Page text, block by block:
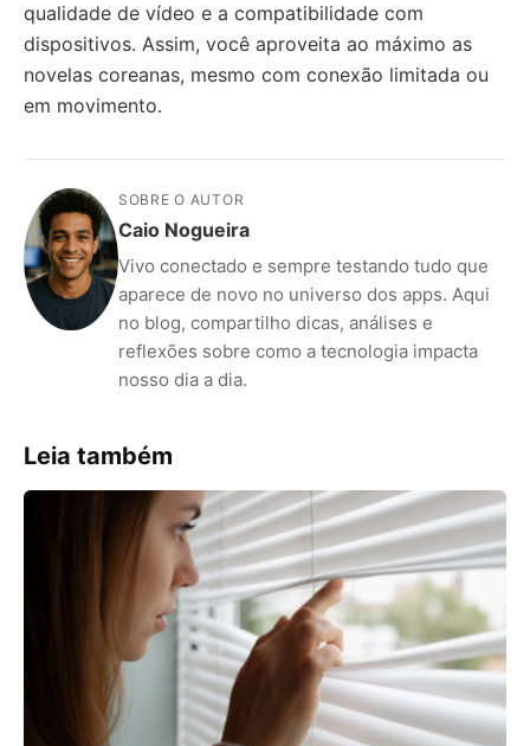
qualidade de vídeo e a compatibilidade com
dispositivos. Assim, você aproveita ao máximo as
novelas coreanas, mesmo com conexão limitada ou
em movimento.
SOBRE O AUTOR
Caio Nogueira
Vivo conectado e sempre testando tudo que
aparece de novo no universo dos apps. Aqui
no blog, compartilho dicas, análises e
reflexões sobre como a tecnologia impacta
nosso dia a dia.
Leia também